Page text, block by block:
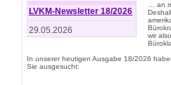
LVKM-Newsletter 18/2026
29.05.2026
… an
wir
In unserer heutigen Ausgabe 18/2026
Sie ausgesucht: